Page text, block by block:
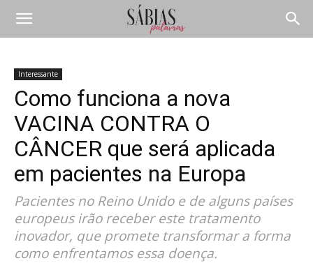
Interessante
Como funciona a nova
VACINA CONTRA O
CÂNCER que será aplicada
em pacientes na Europa
Pacientes no Reino Unido e de alguns países
europeus irão receber este tratamento
inovador, que promete transformar a forma
como enfrentamos essa doença.